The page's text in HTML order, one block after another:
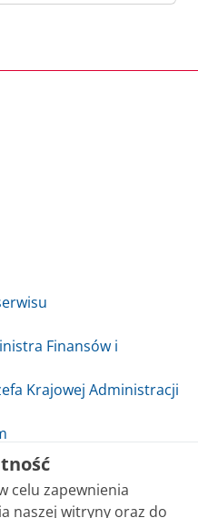
Finansów i
Krajowej Administracji
celu zapewnienia
naszej witryny oraz do